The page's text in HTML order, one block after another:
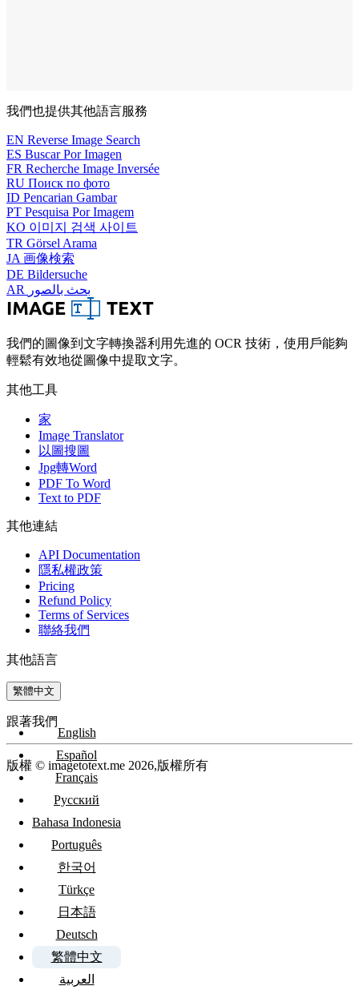
我們也提供其他語言服務
EN Reverse Image Search
ES Buscar Por Imagen
FR Recherche Image Inversée
RU Поиск по фото
ID Pencarian Gambar
PT Pesquisa Por Imagem
KO 이미지 검색 사이트
TR Görsel Arama
JA 画像検索
DE Bildersuche
AR
بحث بالصور
我們的圖像到文字轉換器利用先進的 OCR 技術，使用戶能夠
輕鬆有效地從圖像中提取文字。
其他工具
家
Image Translator
以圖搜圖
Jpg轉Word
PDF To Word
Text to PDF
其他連結
API Documentation
隱私權政策
Pricing
Refund Policy
Terms of Services
聯絡我們
其他語言
繁體中文
English
Español
Français
Русский
Bahasa Indonesia
Português
한국어
Türkçe
日本語
Deutsch
繁體中文
العربية
跟著我們
版權 © imagetotext.me 2026,版權所有